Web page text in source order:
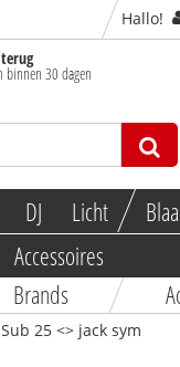
Hallo!
binnen 30 dagen
DJ Licht
Accessoires
Brands
25 <> jack sym